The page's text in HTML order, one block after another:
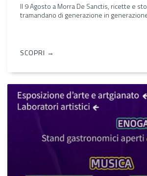
Il 9 Agosto a Morra De Sanctis, ricette e
tramandano di generazione in
SCOPRI →